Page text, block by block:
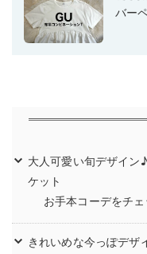
バー
大人可愛い旬デザイン
ケット
お手本コーデをチェ
きれいめな今っぽデ